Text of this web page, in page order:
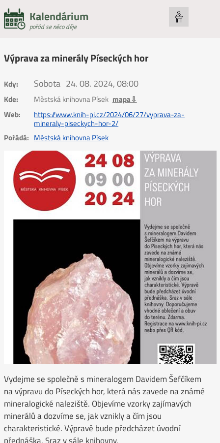
Kalendárium
pořád se něco děje
Výprava za minerály Píseckých hor
Kdy: Sobota 24. 08. 2024, 08:00
Kde: Městská knihovna Písek mapa⇩
Web:
https://www.knih-pi.cz/2024/06/27/vyprava-za-
mineraly-piseckych-hor-2/
Pořádá: Městská knihovna Písek
Vydejme se společně s mineralogem Davidem Šefčíkem
na výpravu do Píseckých hor, která nás zavede na známé
mineralogické naleziště. Objevíme vzorky zajímavých
minerálů a dozvíme se, jak vznikly a čím jsou
charakteristické. Výpravě bude předcházet úvodní